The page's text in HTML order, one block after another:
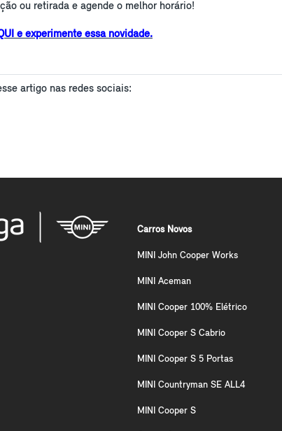
ou retirada e agende o melhor horário!
e experimente essa novidade.
artigo nas redes sociais:
Carros Novos
MINI John Cooper Works
MINI Aceman
MINI Cooper 100% Elétrico
MINI Cooper S Cabrio
MINI Cooper S 5 Portas
MINI Countryman SE ALL4
MINI Cooper S